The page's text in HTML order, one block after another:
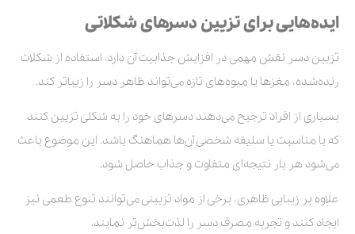
ایده‌هایی برای تزیین دسرهای شکلاتی
تزیین دسر نقش مهمی در افزایش جذابیت آن دارد. استفاده از شکلات
رنده‌شده، مغزها یا میوه‌های تازه می‌تواند ظاهر دسر را زیباتر کند.
بسیاری از افراد ترجیح می‌دهند دسرهای خود را به شکلی تزیین کنند
که با مناسبت یا سلیقه شخصی آن‌ها هماهنگ باشد. این موضوع باعث
می‌شود هر بار نتیجه‌ای متفاوت و جذاب حاصل شود.
علاوه بر زیبایی ظاهری، برخی از مواد تزیینی می‌توانند تنوع طعمی نیز
ایجاد کنند و تجربه مصرف دسر را لذت‌بخش‌تر نمایند.